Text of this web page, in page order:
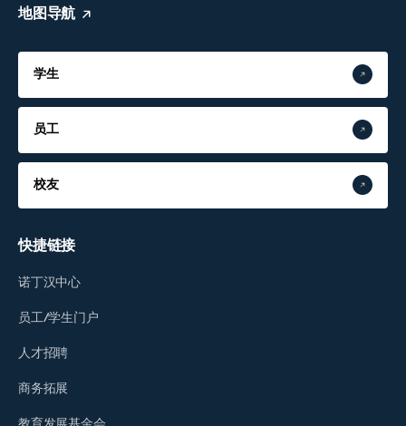
地图导航
学生
员工
校友
快捷链接
诺丁汉中心
员工/学生门户
人才招聘
商务拓展